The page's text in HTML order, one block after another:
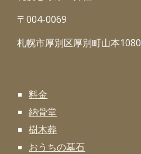
〒004-0069
札幌市厚別区厚別町山本1080
料金
納骨堂
樹木葬
おうちの墓石